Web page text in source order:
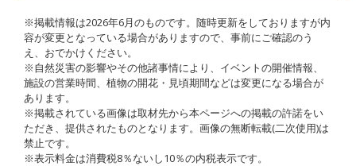
※掲載情報は2026年6月のものです。随時更新をしておりますが内
容が変更となっている場合がありますので、事前にご確認のう
え、おでかけください。
※自然災害の影響やその他諸事情により、イベントの開催情報、
施設の営業時間、植物の開花・見頃期間などは変更になる場合が
あります。
※掲載されている画像は取材先から本ページへの掲載の許諾をい
ただき、提供されたものとなります。画像の無断転載(二次使用)は
禁止です。
※表示料金は消費税8％ないし10％の内税表示です。